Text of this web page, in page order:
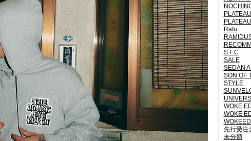
Rafu
S.F.C
SALE
SEDAN
SON OF
STYLE
WOKE
WOKE
先行受注
未分類